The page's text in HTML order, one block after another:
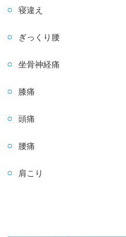
寝違え
ぎっくり腰
坐骨神経痛
膝痛
頭痛
腰痛
肩こり